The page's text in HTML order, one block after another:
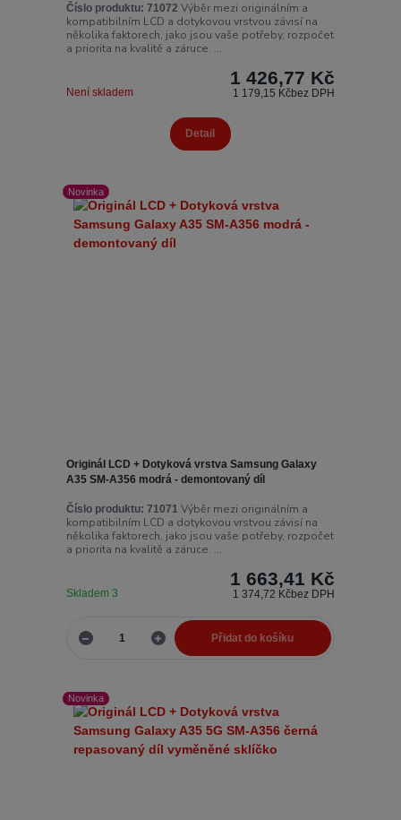
Číslo produktu: 71072 Výběr mezi originálním a
kompatibilním LCD a dotykovou vrstvou závisí na
několika faktorech, jako jsou vaše potřeby, rozpočet
a priorita na kvalitě a záruce. ...
1 426,77 Kč
1 179,15 Kčbez DPH
Není skladem
Detail
Novinka
Originál LCD + Dotyková vrstva Samsung Galaxy
A35 SM-A356 modrá - demontovaný díl
Číslo produktu: 71071Výběr mezi originálním a
kompatibilním LCD a dotykovou vrstvou závisí na
několika faktorech, jako jsou vaše potřeby, rozpočet
a priorita na kvalitě a záruce. ...
1 663,41 Kč
1 374,72 Kčbez DPH
Skladem 3
Přidat do košíku
Novinka